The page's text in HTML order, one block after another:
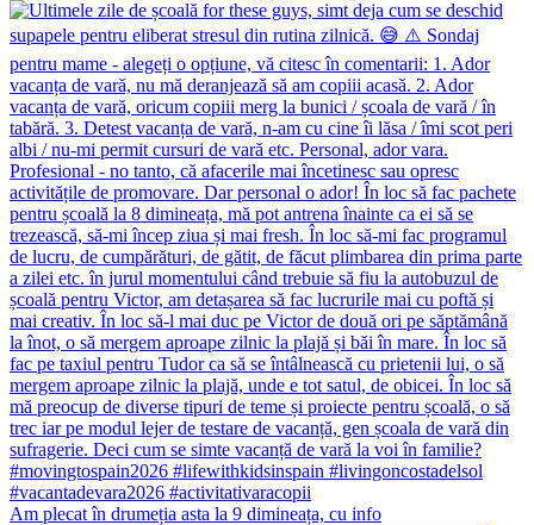
Am plecat în drumeția asta la 9 dimineața, cu info